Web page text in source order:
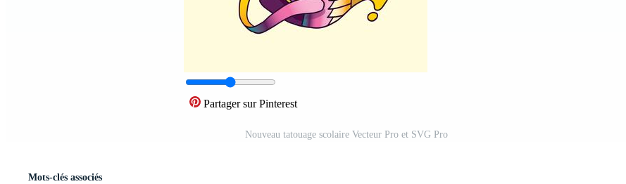
Partager sur Pinterest
Nouveau tatouage scolaire Vecteur Pro et SVG Pro
Mots-clés associés